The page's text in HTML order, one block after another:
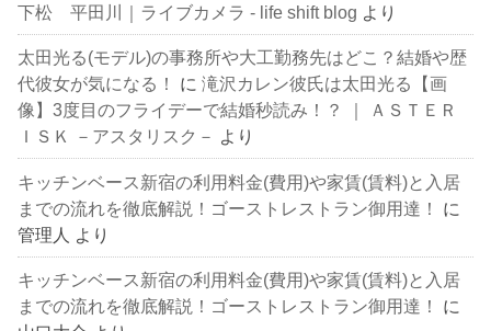
下松 平田川｜ライブカメラ - life shift blog より
太田光る(モデル)の事務所や大工勤務先はどこ？結婚や歴
代彼女が気になる！
に滝沢カレン彼氏は太田光る【画
像】3度目のフライデーで結婚秒読み！？ ｜ ＡＳＴＥＲ
ＩＳＫ －アスタリスク－ より
キッチンベース新宿の利用料金(費用)や家賃(賃料)と入居
までの流れを徹底解説！ゴーストレストラン御用達！
に
管理人 より
キッチンベース新宿の利用料金(費用)や家賃(賃料)と入居
までの流れを徹底解説！ゴーストレストラン御用達！
に